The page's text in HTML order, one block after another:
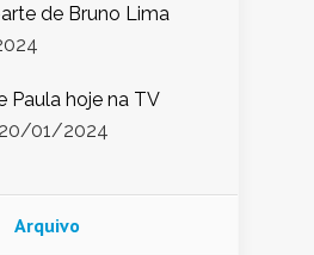
de Bruno Lima
Paula hoje na TV
20/01/2024
Arquivo